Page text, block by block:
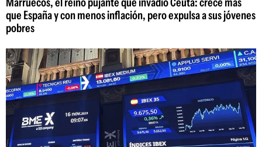
que España y con menos inflación, pero expulsa a sus jóvenes
pobres